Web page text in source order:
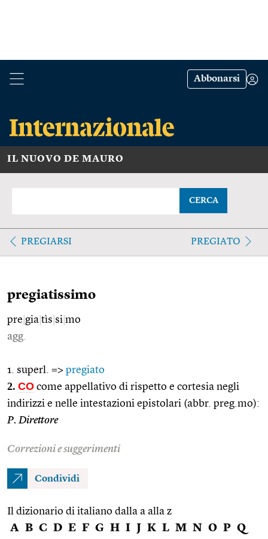
Abbonarsi
IL NUOVO DE MAURO
CERCA
PREGIARSI PREGIATO
pregiatissimo
pre gia tìs si mo
agg.
1. superl. => pregiato
2. CO come appellativo di rispetto e cortesia negli
indirizzi e nelle intestazioni epistolari (abbr. preg.mo):
P. Direttore
Correzioni e suggerimenti
Condividi
Il dizionario di italiano dalla a alla z
A B C D E F G H I J K L M N O P Q